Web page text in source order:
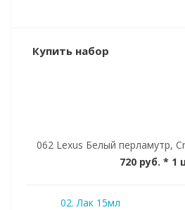
Купить набор
062 Lexus Белый перламутр,
720 руб. * 1
02. Лак 15мл